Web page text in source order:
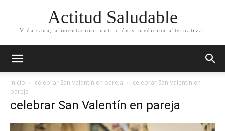
Actitud Saludable
Vida sana, alimentación, nutrición y medicina alternativa.
Inicio celebrar San Valentín en pareja
celebrar San Valentín en
pareja
celebrar San Valentín en pareja